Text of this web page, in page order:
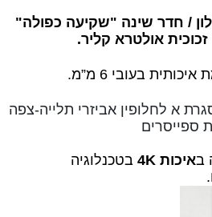
/ חדר שינה "שקיעה כפולה"
אולטרא קליר.
בעובי 6 מ”מ.
א לחלופין אביזרי תלייה-צפה
באיכות 4K
בטכנלוגיה